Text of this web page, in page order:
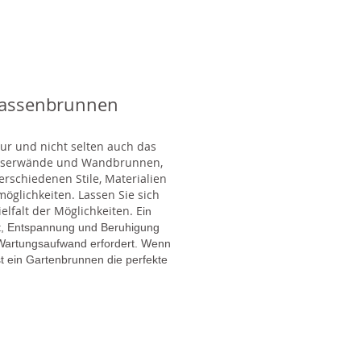
und nicht selten auch das
und Wandbrunnen,
Stile, Materialien
Lassen Sie sich
der Möglichkeiten. Ein
Entspannung und Beruhigung
erfordert. Wenn
ein Gartenbrunnen die perfekte